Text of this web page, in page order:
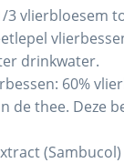
3 vlierbloesem
drinkwater.
60%
de thee. Deze